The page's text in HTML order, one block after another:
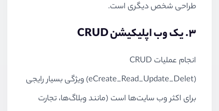
طراحی شخص دیگری است.
۳. یک وب اپلیکیشن CRUD
انجام عملیات CRUD
(
Create_Read_Update_Delet
e) ویژگی بسیار رایجی
برای اکثر وب سایت‌ها است (مانند وبلاگ‌ها، تجارت